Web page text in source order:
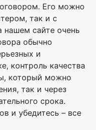
Его можно
так и с
нашем сайте очень
обычно
и
контроль качества
который можно
так и через
срока.
и убедитесь – все